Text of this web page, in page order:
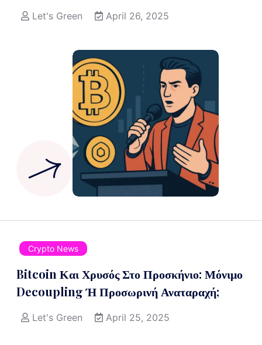
Let's Green April 26, 2025
Crypto News
Bitcoin Και Χρυσός Στο Προσκήνιο: Μόνιμο
Decoupling Ή Προσωρινή Αναταραχή;
Let's Green April 25, 2025